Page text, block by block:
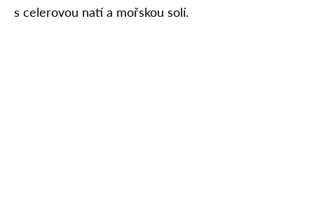
s celerovou natí a mořskou solí.